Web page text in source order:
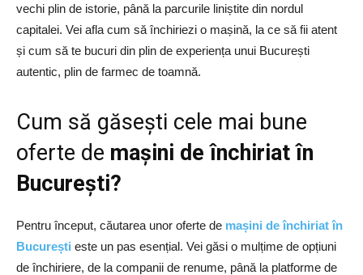
vechi plin de istorie, până la parcurile liniștite din nordul
capitalei. Vei afla cum să închiriezi o mașină, la ce să fii atent
și cum să te bucuri din plin de experiența unui București
autentic, plin de farmec de toamnă.
Cum să găsești cele mai bune
oferte de mașini de închiriat în
București?
Pentru început, căutarea unor oferte de mașini de închiriat în
București este un pas esențial. Vei găsi o mulțime de opțiuni
de închiriere, de la companii de renume, până la platforme de